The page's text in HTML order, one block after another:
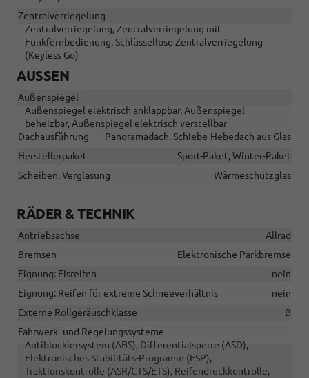
Zentralverriegelung
Zentralverriegelung, Zentralverriegelung mit
Funkfernbedienung, Schlüssellose Zentralverriegelung
(Keyless Go)
AUSSEN
Außenspiegel
Außenspiegel elektrisch anklappbar, Außenspiegel
beheizbar, Außenspiegel elektrisch verstellbar
Dachausführung
Panoramadach, Schiebe-Hebedach aus Glas
Herstellerpaket
Sport-Paket, Winter-Paket
Scheiben, Verglasung
Wärmeschutzglas
RÄDER & TECHNIK
Antriebsachse
Allrad
Bremsen
Elektronische Parkbremse
Eignung: Eisreifen
nein
Eignung: Reifen für extreme Schneeverhältnis
nein
Externe Rollgeräuschklasse
B
Fahrwerk- und Regelungssysteme
Antiblockiersystem (ABS), Differentialsperre (ASD),
Elektronisches Stabilitäts-Programm (ESP),
Traktionskontrolle (ASR/CTS/ETS), Reifendruckkontrolle,